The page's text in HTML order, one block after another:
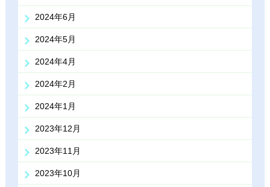
2024年6月
2024年5月
2024年4月
2024年2月
2024年1月
2023年12月
2023年11月
2023年10月